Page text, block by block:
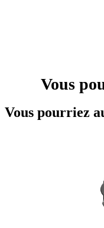
Vous
Vous pourriez